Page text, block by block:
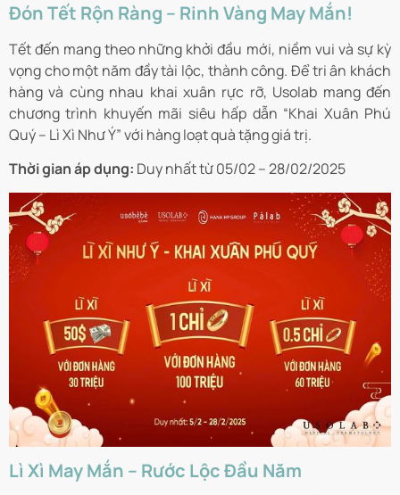
Đón Tết Rộn Ràng – Rinh Vàng May Mắn!
Tết đến mang theo những khởi đầu mới, niềm vui và sự kỳ
vọng cho một năm đầy tài lộc, thành công. Để tri ân khách
hàng và cùng nhau khai xuân rực rỡ, Usolab mang đến
chương trình khuyến mãi siêu hấp dẫn “Khai Xuân Phú
Quý – Lì Xì Như Ý” với hàng loạt quà tặng giá trị.
Thời gian áp dụng: Duy nhất từ 05/02 – 28/02/2025
Lì Xì May Mắn – Rước Lộc Đầu Năm